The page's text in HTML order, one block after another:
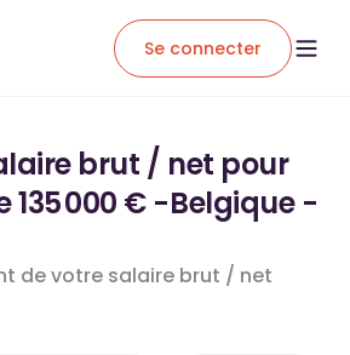
Se connecter
brut / net pour
135 000 € -Belgique -
de votre salaire brut / net